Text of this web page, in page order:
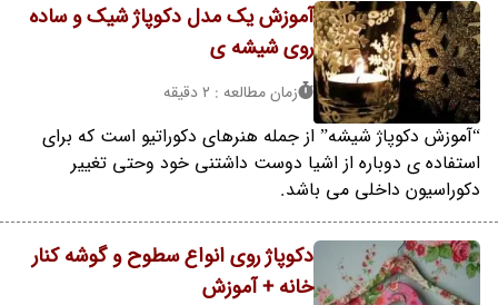
آموزش یک مدل دکوپاژ شیک و ساده
روی شیشه ی
زمان مطالعه : 2 دقیقه
“آموزش دکوپاژ شیشه” از جمله هنرهای دکوراتیو است که برای
استفاده ی دوباره از اشیا دوست داشتنی خود وحتی تغییر
دکوراسیون داخلی می باشد.
دکوپاژ روی انواع سطوح و گوشه کنار
خانه + آموزش